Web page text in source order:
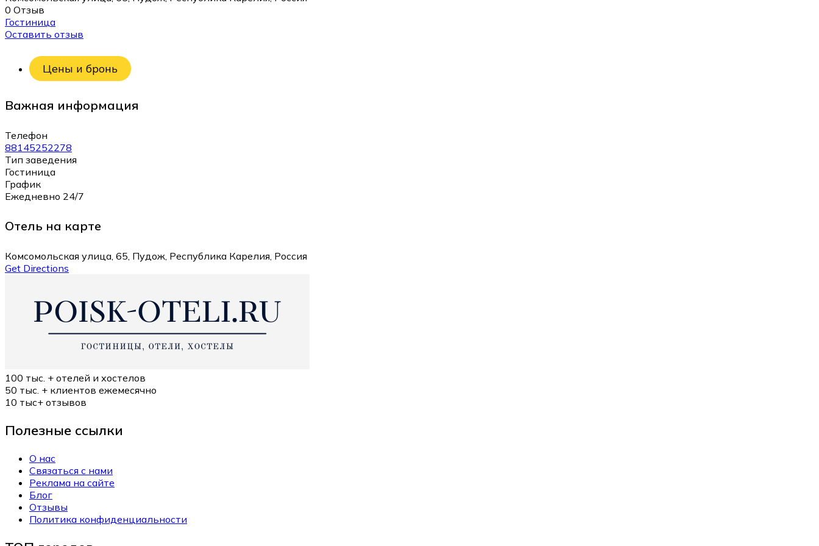
0 Отзыв
Гостиница
Оставить отзыв
Цены и бронь
Важная информация
Телефон
88145252278
Тип заведения
Гостиница
График
Ежедневно 24/7
Отель на карте
Комсомольская улица, 65, Пудож, Республика Карелия, Россия
Get Directions
100 тыс. + отелей и хостелов
50 тыс. + клиентов ежемесячно
10 тыс+ отзывов
Полезные ссылки
О нас
Связаться с нами
Реклама на сайте
Блог
Отзывы
Политика конфиденциальности